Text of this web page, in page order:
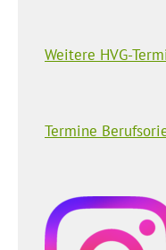
Weitere HVG-
Termine